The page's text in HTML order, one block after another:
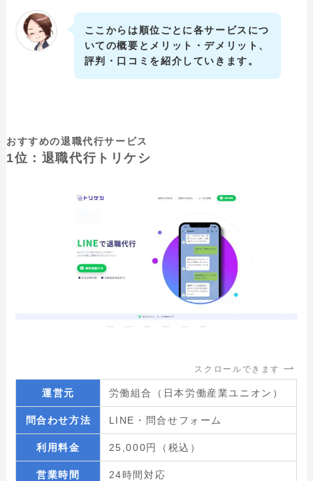
ここからは順位ごとに各サービスにつ
いての概要とメリット・デメリット、
評判・口コミを紹介していきます。
おすすめの退職代行サービス
1位：退職代行トリケシ
スクロールできます
運営元 労働組合（日本労働産業ユニオン）
問合わせ方法 LINE・問合せフォーム
利用料金 25,000円（税込）
営業時間 24時間対応